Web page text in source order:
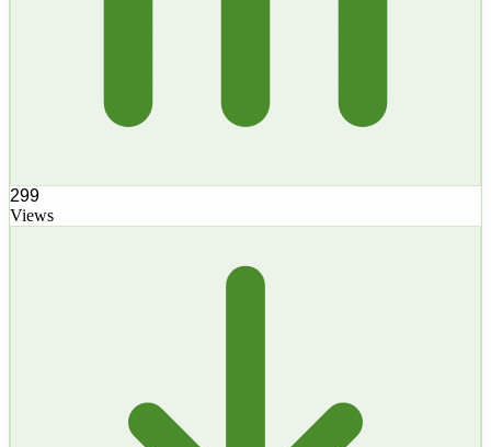
299
Views